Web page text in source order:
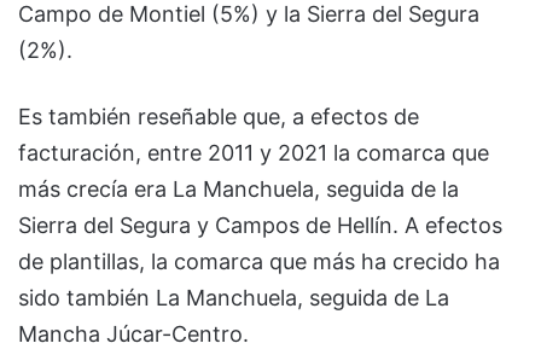
Campo de Montiel (5%) y la Sierra del Segura
(2%).
Es también reseñable que, a efectos de
facturación, entre 2011 y 2021 la comarca que
más crecía era La Manchuela, seguida de la
Sierra del Segura y Campos de Hellín. A efectos
de plantillas, la comarca que más ha crecido ha
sido también La Manchuela, seguida de La
Mancha Júcar-Centro.